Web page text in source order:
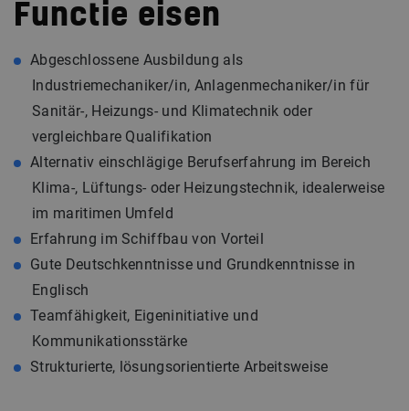
Functie eisen
Abgeschlossene Ausbildung als
Industriemechaniker/in, Anlagenmechaniker/in für
Sanitär-, Heizungs- und Klimatechnik oder
vergleichbare Qualifikation
Alternativ einschlägige Berufserfahrung im Bereich
Klima-, Lüftungs- oder Heizungstechnik, idealerweise
im maritimen Umfeld
Erfahrung im Schiffbau von Vorteil
Gute Deutschkenntnisse und Grundkenntnisse in
Englisch
Teamfähigkeit, Eigeninitiative und
Kommunikationsstärke
Strukturierte, lösungsorientierte Arbeitsweise